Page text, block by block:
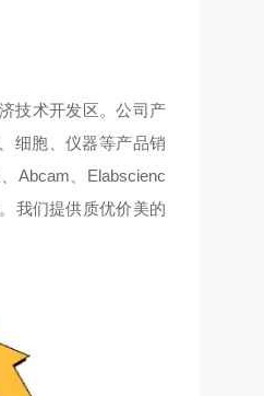
技术开发区。公司产
细胞、仪器等产品销
Abcam
Elabscienc
我们提供质优价美的